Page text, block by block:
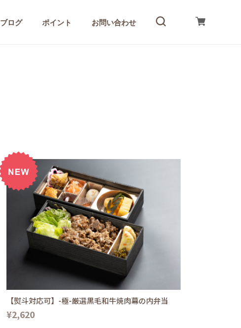
ブログ ポイント お問い合わせ
【熨斗対応可】-極-厳選黒毛和牛焼肉幕の内弁当
¥2,620